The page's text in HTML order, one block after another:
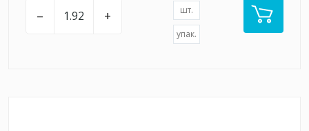
– + шт.
упак.